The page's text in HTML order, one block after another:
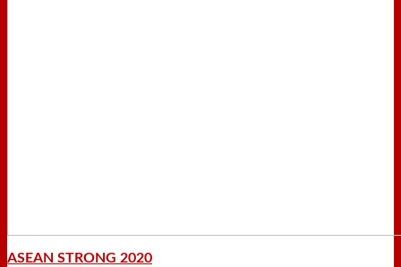
ASEAN STRONG 2020